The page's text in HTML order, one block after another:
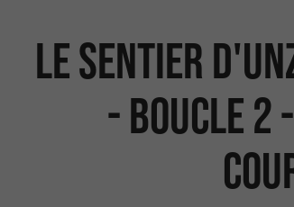
Le sentier
- Boucle 2